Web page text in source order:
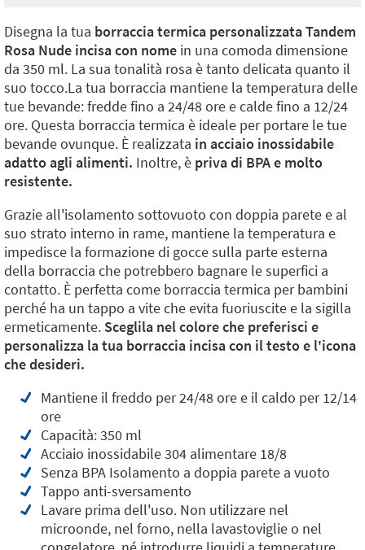
Disegna la tua borraccia termica personalizzata Tandem
Rosa Nude incisa con nome in una comoda dimensione
da 350 ml. La sua tonalità rosa è tanto delicata quanto il
suo tocco.La tua borraccia mantiene la temperatura delle
tue bevande: fredde fino a 24/48 ore e calde fino a 12/24
ore. Questa borraccia termica è ideale per portare le tue
bevande ovunque. È realizzata in acciaio inossidabile
adatto agli alimenti. Inoltre, è priva di BPA e molto
resistente.
Grazie all'isolamento sottovuoto con doppia parete e al
suo strato interno in rame, mantiene la temperatura e
impedisce la formazione di gocce sulla parte esterna
della borraccia che potrebbero bagnare le superfici a
contatto. È perfetta come borraccia termica per bambini
perché ha un tappo a vite che evita fuoriuscite e la sigilla
ermeticamente. Sceglila nel colore che preferisci e
personalizza la tua borraccia incisa con il testo e l'icona
che desideri.
Mantiene il freddo per 24/48 ore e il caldo per 12/14
ore
Capacità: 350 ml
Acciaio inossidabile 304 alimentare 18/8
Senza BPA Isolamento a doppia parete a vuoto
Tappo anti-sversamento
Lavare prima dell'uso. Non utilizzare nel
microonde, nel forno, nella lavastoviglie o nel